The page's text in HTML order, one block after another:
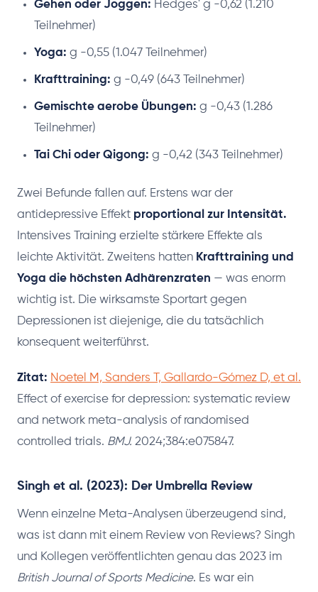
Gehen oder Joggen: Hedges' g -0,62 (1.210
Teilnehmer)
Yoga: g -0,55 (1.047 Teilnehmer)
Krafttraining: g -0,49 (643 Teilnehmer)
Gemischte aerobe Übungen: g -0,43 (1.286
Teilnehmer)
Tai Chi oder Qigong: g -0,42 (343 Teilnehmer)
Zwei Befunde fallen auf. Erstens war der
antidepressive Effekt proportional zur Intensität.
Intensives Training erzielte stärkere Effekte als
leichte Aktivität. Zweitens hatten Krafttraining und
Yoga die höchsten Adhärenzraten — was enorm
wichtig ist. Die wirksamste Sportart gegen
Depressionen ist diejenige, die du tatsächlich
konsequent weiterführst.
Zitat: Noetel M, Sanders T, Gallardo-Gómez D, et al.
Effect of exercise for depression: systematic review
and network meta-analysis of randomised
controlled trials. BMJ. 2024;384:e075847.
Singh et al. (2023): Der Umbrella Review
Wenn einzelne Meta-Analysen überzeugend sind,
was ist dann mit einem Review von Reviews? Singh
und Kollegen veröffentlichten genau das 2023 im
British Journal of Sports Medicine. Es war ein